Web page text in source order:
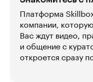
Платформа
компании,
Вас ждут видео,
и общение с
откроется сразу